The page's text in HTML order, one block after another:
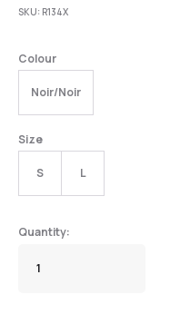
SKU: R134X
Colour
Noir/Noir
Size
S L